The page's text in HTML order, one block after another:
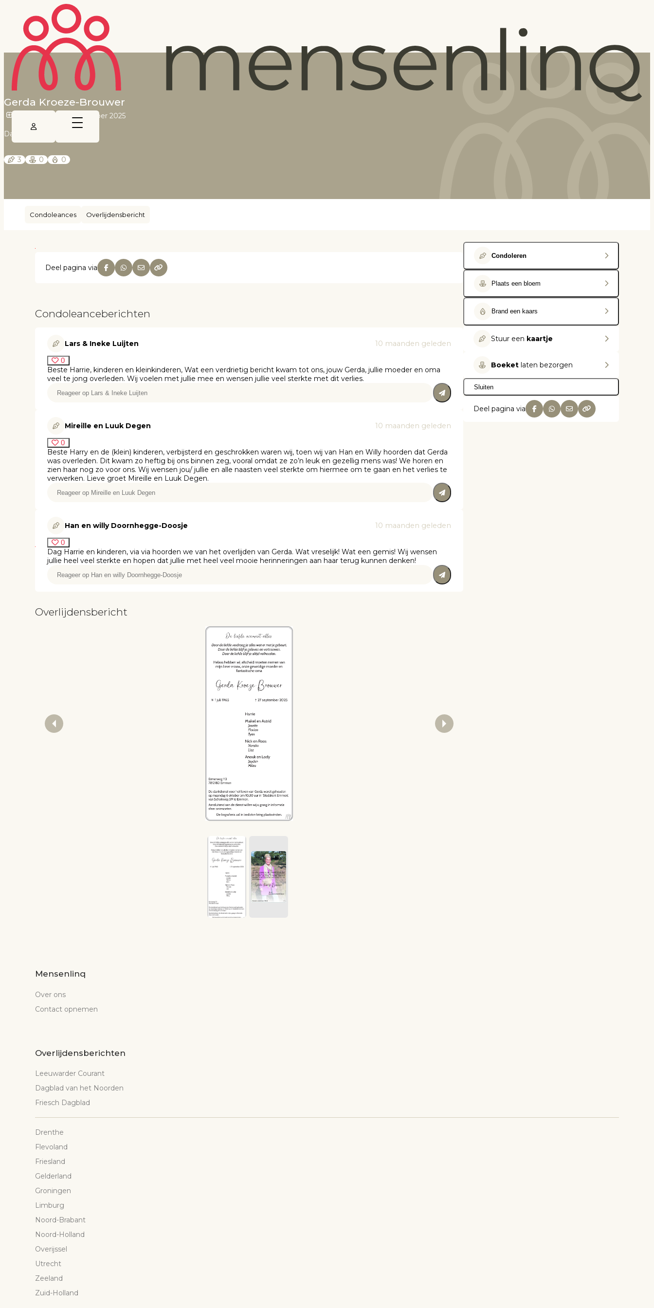
Gerda Kroeze-Brouwer
27 september 2025
Dagblad van het Noorden
3 0 0
Condoleances Overlijdensbericht
Deel pagina via
Condoleanceberichten
Lars & Ineke Luijten 10 maanden geleden
0
Beste Harrie, kinderen en kleinkinderen, Wat een verdrietig bericht kwam tot ons, jouw Gerda, jullie moeder en oma
veel te jong overleden. Wij voelen met jullie mee en wensen jullie veel sterkte met dit verlies.
Mireille en Luuk Degen 10 maanden geleden
0
Beste Harry en de (klein) kinderen, verbijsterd en geschrokken waren wij, toen wij van Han en Willy hoorden dat Gerda
was overleden. Dit kwam zo heftig bij ons binnen zeg, vooral omdat ze zo’n leuk en gezellig mens was! We horen en
zien haar nog zo voor ons. Wij wensen jou/ jullie en alle naasten veel sterkte om hiermee om te gaan en het verlies te
verwerken. Lieve groet Mireille en Luuk Degen.
Han en willy Doornhegge-Doosje 10 maanden geleden
0
Dag Harrie en kinderen, via via hoorden we van het overlijden van Gerda. Wat vreselijk! Wat een gemis! Wij wensen
jullie heel veel sterkte en hopen dat jullie met heel veel mooie herinneringen aan haar terug kunnen denken!
Overlijdensbericht
Condoleren
Plaats een bloem
Brand een kaars
Stuur een kaartje
Boeket laten bezorgen
Sluiten
Deel pagina via
Mensenlinq
Over ons
Contact opnemen
Overlijdensberichten
Leeuwarder Courant
Dagblad van het Noorden
Friesch Dagblad
Drenthe
Flevoland
Friesland
Gelderland
Groningen
Limburg
Noord-Brabant
Noord-Holland
Overijssel
Utrecht
Zeeland
Zuid-Holland